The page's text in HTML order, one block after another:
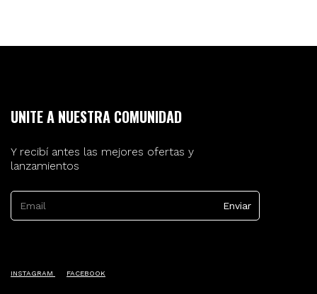
UNITE A NUESTRA COMUNIDAD
Y recibí antes las mejores ofertas y
lanzamientos
INSTAGRAM FACEBOOK